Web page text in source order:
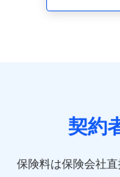
走行距離などの
険契約に関する
者の氏名、住所
報、建物の構造や
契約
保険料は保険会社